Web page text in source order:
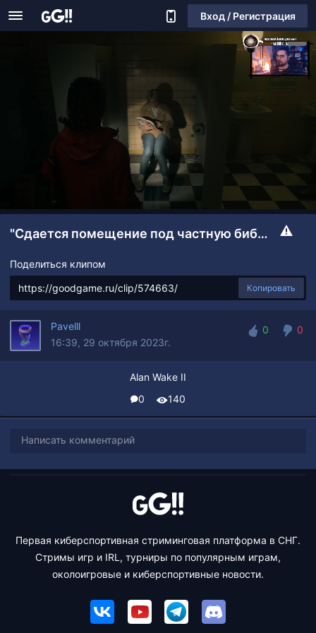
Вход / Регистрация
"Сдается помещение под частную библиотеку"
Поделиться клипом
Копировать
Pavelll
16:39, 29 октября 2023г.
0
0
Alan Wake II
0
140
Написать комментарий
Первая киберспортивная стриминговая платформа в СНГ.
Стримы игр и IRL, турниры по популярным играм,
околоигровые и киберспортивные новости.